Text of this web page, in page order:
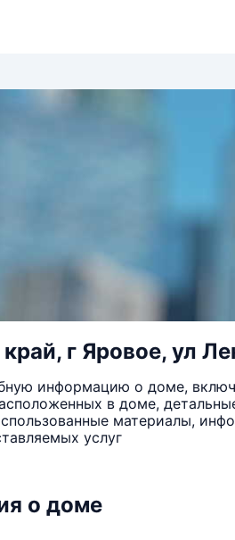
г Яровое, ул
информацию о доме,
в доме,
материалы,
услуг
о доме